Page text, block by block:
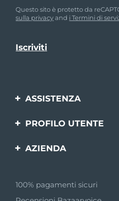
Questo sito è protetto da
sulla privacyand i Termini di
ASSISTENZA
Contattaci
PROFILO UTENTE
prodotto
AZIENDA
Affiliazione
100% pagamenti sicuri